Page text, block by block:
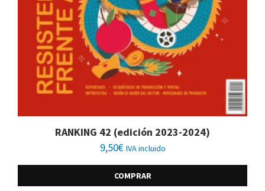
RANKING 42 (edición 2023-2024)
9,50€ IVA incluido
COMPRAR